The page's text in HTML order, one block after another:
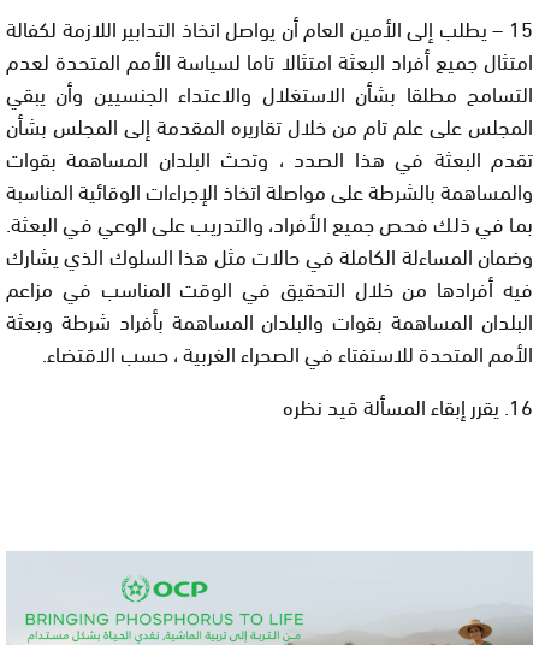
15 – يطلب إلى الأمين العام أن يواصل اتخاذ التدابير اللازمة لكفالة
امتثال جميع أفراد البعثة امتثالا تاما لسياسة الأمم المتحدة لعدم
التسامح مطلقا بشأن الاستغلال والاعتداء الجنسيين وأن يبقي
المجلس على علم تام من خلال تقاريره المقدمة إلى المجلس بشأن
تقدم البعثة في هذا الصدد ، وتحث البلدان المساهمة بقوات
والمساهمة بالشرطة على مواصلة اتخاذ الإجراءات الوقائية المناسبة
بما في ذلك فحص جميع الأفراد، والتدريب على الوعي في البعثة.
وضمان المساءلة الكاملة في حالات مثل هذا السلوك الذي يشارك
فيه أفرادها من خلال التحقيق في الوقت المناسب في مزاعم
البلدان المساهمة بقوات والبلدان المساهمة بأفراد شرطة وبعثة
الأمم المتحدة للاستفتاء في الصحراء الغربية ، حسب الاقتضاء.
16. يقرر إبقاء المسألة قيد نظره